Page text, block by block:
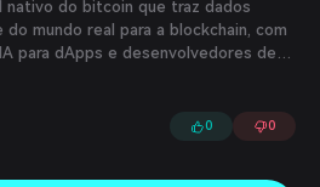
nativo do bitcoin que traz dados
mundo real para a blockchain, com
para dApps e desenvolvedores de
0 0